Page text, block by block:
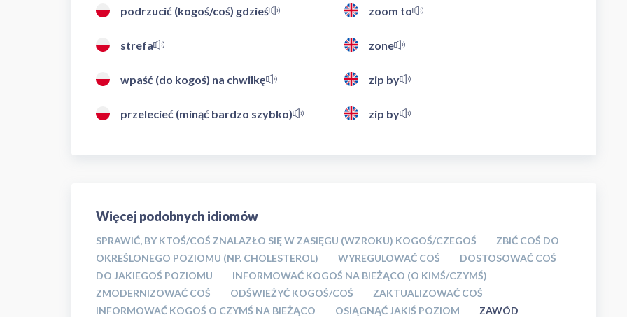
podrzucić (kogoś/coś) gdzieś zoom to
strefa zone
wpaść (do kogoś) na chwilkę zip by
przelecieć (minąć bardzo szybko) zip by
Więcej podobnych idiomów
SPRAWIĆ, BY KTOŚ/COŚ ZNALAZŁO SIĘ W ZASIĘGU (WZROKU) KOGOŚ/CZEGOŚ
ZBIĆ COŚ DO
OKREŚLONEGO POZIOMU (NP. CHOLESTEROL)
WYREGULOWAĆ COŚ
DOSTOSOWAĆ COŚ
DO JAKIEGOŚ POZIOMU
INFORMOWAĆ KOGOŚ NA BIEŻĄCO (O KIMŚ/CZYMŚ)
ZMODERNIZOWAĆ COŚ
ODŚWIEŻYĆ KOGOŚ/COŚ
ZAKTUALIZOWAĆ COŚ
INFORMOWAĆ KOGOŚ O CZYMŚ NA BIEŻĄCO
OSIĄGNĄĆ JAKIŚ POZIOM
ZAWÓD